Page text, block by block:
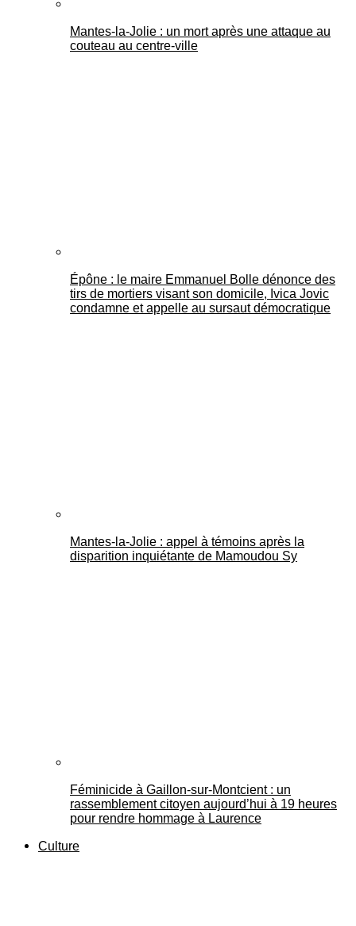
Mantes-la-Jolie : un mort après une attaque au
couteau au centre-ville
Épône : le maire Emmanuel Bolle dénonce des
tirs de mortiers visant son domicile, Ivica Jovic
condamne et appelle au sursaut démocratique
Mantes-la-Jolie : appel à témoins après la
disparition inquiétante de Mamoudou Sy
Féminicide à Gaillon‑sur‑Montcient : un
rassemblement citoyen aujourd’hui à 19 heures
pour rendre hommage à Laurence
Culture